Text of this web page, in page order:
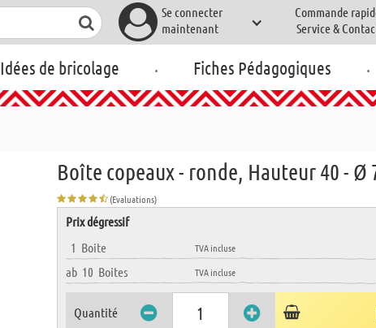
Se connecter
maintenant
Commande
Service &
Idées de bricolage . Fiches Pédagogiques .
Boîte copeaux - ronde, Hauteur 40 - Ø
(Evaluations)
Prix dégressif
1 Boite TVA incluse
ab 10 Boites TVA incluse
Quantité